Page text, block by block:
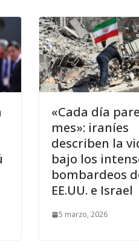
«Cada día
mes»: iraníes
describen la
bajo los
bombardeos
EE.UU. e Israel
5 marzo, 2026